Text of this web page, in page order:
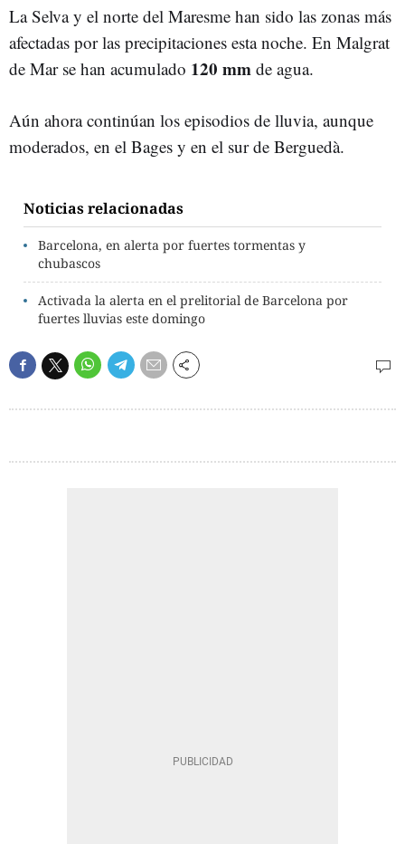
La Selva y el norte del Maresme han sido las zonas más
afectadas por las precipitaciones esta noche. En Malgrat
de Mar se han acumulado 120 mm de agua.
Aún ahora continúan los episodios de lluvia, aunque
moderados, en el Bages y en el sur de Berguedà.
Noticias relacionadas
Barcelona, en alerta por fuertes tormentas y
chubascos
Activada la alerta en el prelitorial de Barcelona por
fuertes lluvias este domingo